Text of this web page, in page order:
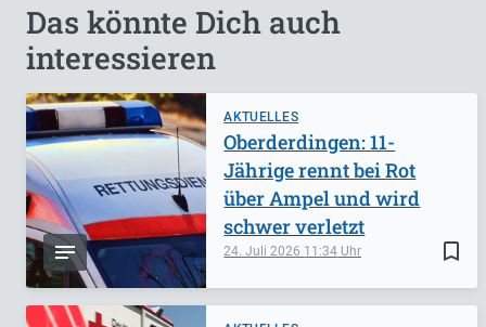
Das könnte Dich auch
interessieren
AKTUELLES
bookmark_border
24. Juli 2026 11:34
Oberderdingen: 11-
Jährige rennt bei Rot
über Ampel und wird
schwer verletzt